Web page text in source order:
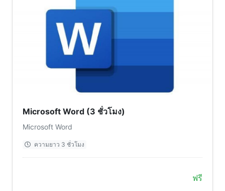
Microsoft Word (3 ชั่วโมง)
Microsoft Word
ความยาว 3 ชั่วโมง
ฟรี